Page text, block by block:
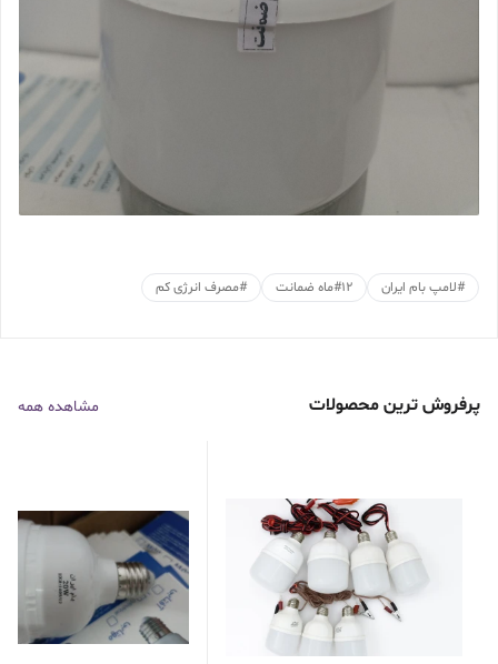
#لامپ بام ایران #۱۲ماه ضمانت #مصرف انرژی کم
پرفروش ترین محصولات مشاهده همه